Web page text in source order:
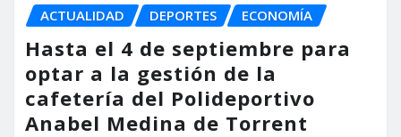
ACTUALIDAD DEPORTES ECONOMÍA
Hasta el 4 de septiembre para
optar a la gestión de la
cafetería del Polideportivo
Anabel Medina de Torrent